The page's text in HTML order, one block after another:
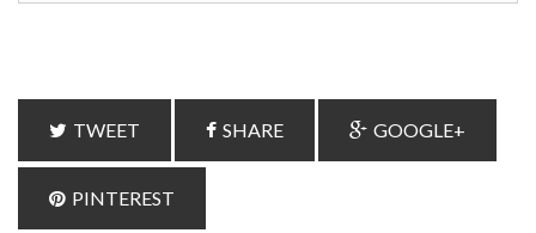
TWEET SHARE GOOGLE+
PINTEREST